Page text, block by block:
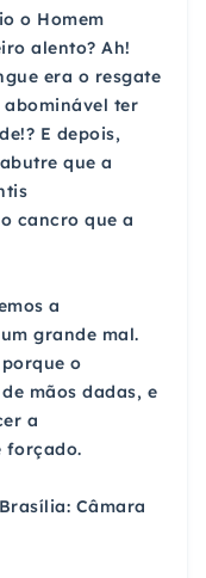
o Homem
alento? Ah!
era o resgate
ter
E depois,
que a
cancro que a
a
grande mal.
o
mãos dadas, e
a
forçado.
Brasília: Câmara